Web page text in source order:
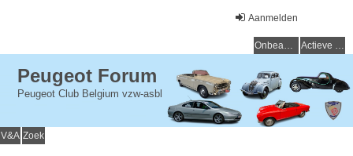
Aanmelden
Onbeantwoorde onderwerpen Actieve onderwerpen
Peugeot Forum
Peugeot Club Belgium vzw-asbl
V&A Zoek